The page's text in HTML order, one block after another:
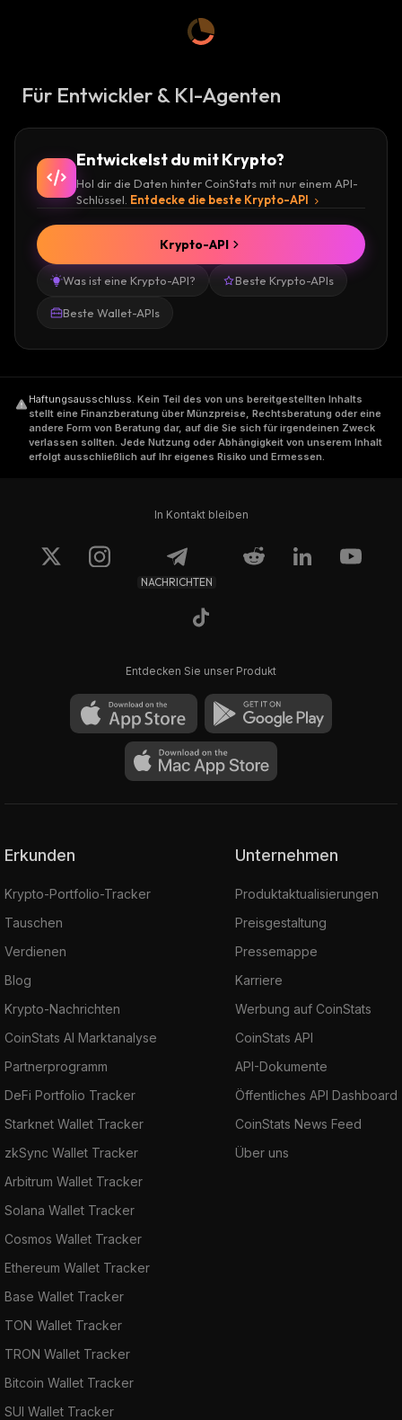
Für Entwickler & KI-Agenten
Entwickelst du mit Krypto?
Hol dir die Daten hinter CoinStats mit nur einem API-
Schlüssel. Entdecke die beste Krypto-API
Was ist eine Krypto-API? Beste Krypto-APIs
Beste Wallet-APIs
Krypto-API
Haftungsausschluss. Kein Teil des von uns bereitgestellten Inhalts
stellt eine Finanzberatung über Münzpreise, Rechtsberatung oder eine
andere Form von Beratung dar, auf die Sie sich für irgendeinen Zweck
verlassen sollten. Jede Nutzung oder Abhängigkeit von unserem Inhalt
erfolgt ausschließlich auf Ihr eigenes Risiko und Ermessen.
In Kontakt bleiben
NACHRICHTEN
Entdecken Sie unser Produkt
Erkunden
Krypto-Portfolio-Tracker
Tauschen
Verdienen
Blog
Krypto-Nachrichten
CoinStats AI Marktanalyse
Partnerprogramm
DeFi Portfolio Tracker
Starknet Wallet Tracker
zkSync Wallet Tracker
Arbitrum Wallet Tracker
Solana Wallet Tracker
Cosmos Wallet Tracker
Ethereum Wallet Tracker
Base Wallet Tracker
TON Wallet Tracker
TRON Wallet Tracker
Bitcoin Wallet Tracker
SUI Wallet Tracker
Unternehmen
Produktaktualisierungen
Preisgestaltung
Pressemappe
Karriere
Werbung auf CoinStats
CoinStats API
API-Dokumente
Öffentliches API Dashboard
CoinStats News Feed
Über uns